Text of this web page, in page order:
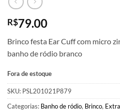
R$79.00
Brinco festa Ear Cuff com micro
banho de ródio branco
Fora de estoque
SKU: PSL201021P879
Categorias: Banho de ródio, Brinco, Extra